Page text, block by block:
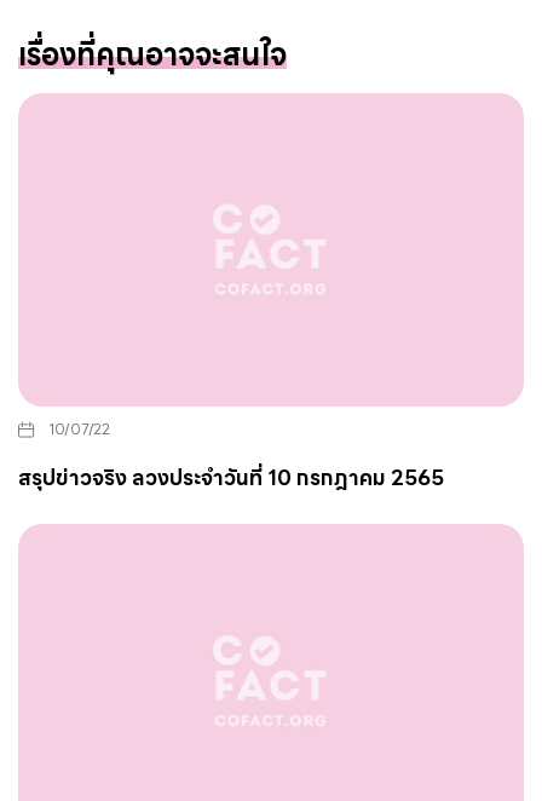
เรื่องที่คุณอาจจะสนใจ
10/07/22
สรุปข่าวจริง ลวงประจำวันที่ 10 กรกฎาคม 2565